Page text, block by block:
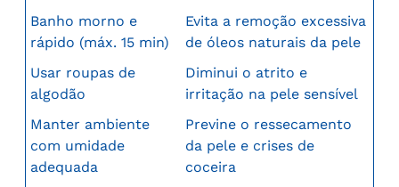
Banho morno e
rápido (máx. 15 min)
Evita a remoção excessiva
de óleos naturais da pele
Usar roupas de
algodão
Diminui o atrito e
irritação na pele sensível
Manter ambiente
com umidade
adequada
Previne o ressecamento
da pele e crises de
coceira